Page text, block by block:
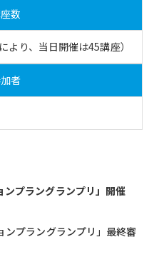
数
り、当日開催は45講座）
者
プラングランプリ」開催
プラングランプリ」最終審